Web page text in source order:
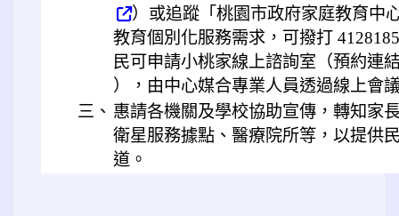
）或追蹤「桃園市政府家庭教育中
教育個別化服務需求，可撥打
民可申請小桃家線上諮詢室（預約連
），由中心媒合專業人員透過線上會
三、 惠請各機關及學校協助宣傳，轉知家
衛星服務據點、醫療院所等，以提供
道。